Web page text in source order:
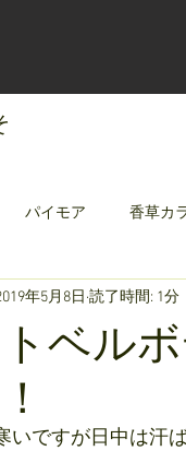
パイモア 香草カ
ヘアケア クリレー
ベル
年5月8日 読了時間: 1分
いですが日中は汗